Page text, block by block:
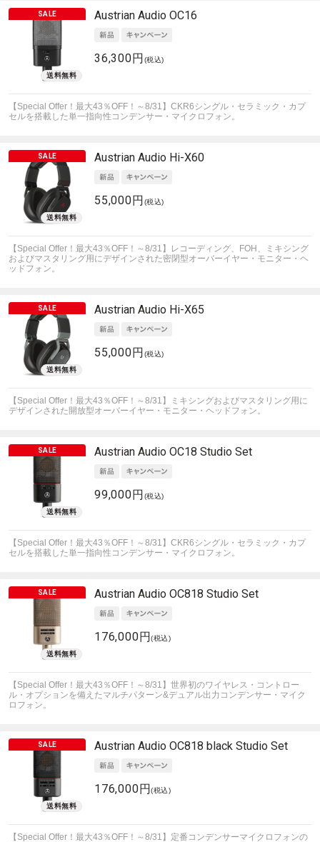
Austrian Audio OC16
36,300円 (税込)
【Special Offer！最大43％OFF！～8/31】CKR6シングル・セラミック・カプ
セルを搭載した単一指向性コンデンサー・マイクロフォン。
Austrian Audio Hi-X60
55,000円 (税込)
【Special Offer！最大43％OFF！～8/31】レコーディング、FOH、ミキシング
およびマスタリング用にデザインされた密閉型オーバーイヤー・モニター・ヘ
ッドフォン。
Austrian Audio Hi-X65
55,000円 (税込)
【Special Offer！最大43％OFF！～8/31】ミキシングおよびマスタリング用に
デザインされた開放型オーバーイヤー・モニター・ヘッドフォン。
Austrian Audio OC18 Studio Set
99,000円 (税込)
【Special Offer！最大43％OFF！～8/31】CKR6シングル・セラミック・カプ
セルを搭載した単一指向性コンデンサー・マイクロフォン。
Austrian Audio OC818 Studio Set
176,000円(税込)
【Special Offer！最大43％OFF！～8/31】世界初のワイヤレス・コントロー
ル・オプションを備えたマルチパターン&デュアル出力コンデンサー・マイク
ロフォン。
Austrian Audio OC818 black Studio Set
176,000円(税込)
【Special Offer！最大43％OFF！～8/31】定番コンデンサーマイクロフォンの